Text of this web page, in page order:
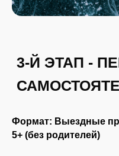
Формат: Выездные
5+ (без родителей)